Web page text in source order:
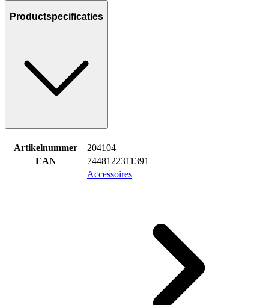
Productspecificaties
Artikelnummer
204104
EAN
7448122311391
Accessoires